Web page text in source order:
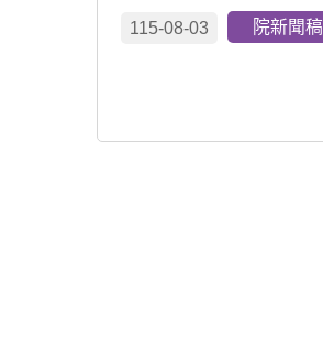
115-08-03 院新聞稿